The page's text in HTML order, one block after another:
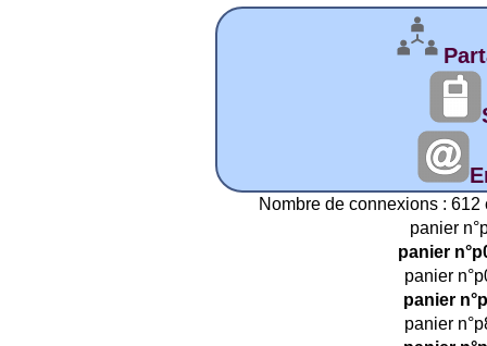
Nombre de connexions :
panier
panier
panier
panier
panier